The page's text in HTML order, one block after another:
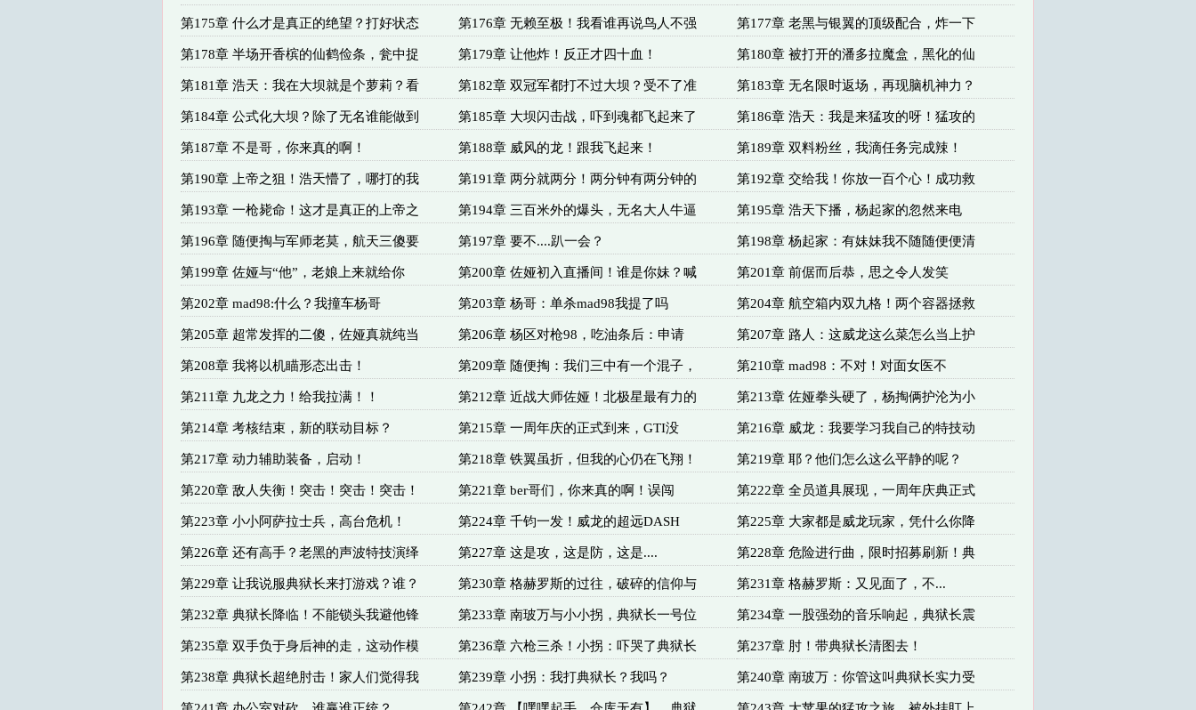
第175章 什么才是真正的绝望？打好状态 第176章 无赖至极！我看谁再说鸟人不强 第177章 老黑与银翼的顶级配合，炸一下
第178章 半场开香槟的仙鹤俭条，瓮中捉 第179章 让他炸！反正才四十血！ 第180章 被打开的潘多拉魔盒，黑化的仙
第181章 浩天：我在大坝就是个萝莉？看 第182章 双冠军都打不过大坝？受不了准 第183章 无名限时返场，再现脑机神力？
第184章 公式化大坝？除了无名谁能做到 第185章 大坝闪击战，吓到魂都飞起来了 第186章 浩天：我是来猛攻的呀！猛攻的
第187章 不是哥，你来真的啊！ 第188章 威风的龙！跟我飞起来！ 第189章 双料粉丝，我滴任务完成辣！
第190章 上帝之狙！浩天懵了，哪打的我 第191章 两分就两分！两分钟有两分钟的 第192章 交给我！你放一百个心！成功救
第193章 一枪毙命！这才是真正的上帝之 第194章 三百米外的爆头，无名大人牛逼 第195章 浩天下播，杨起家的忽然来电
第196章 随便掏与军师老莫，航天三傻要 第197章 要不....趴一会？ 第198章 杨起家：有妹妹我不随随便便清
第199章 佐娅与“他”，老娘上来就给你 第200章 佐娅初入直播间！谁是你妹？喊 第201章 前倨而后恭，思之令人发笑
第202章 mad98:什么？我撞车杨哥 第203章 杨哥：单杀mad98我提了吗 第204章 航空箱内双九格！两个容器拯救
第205章 超常发挥的二傻，佐娅真就纯当 第206章 杨区对枪98，吃油条后：申请 第207章 路人：这威龙这么菜怎么当上护
第208章 我将以机瞄形态出击！ 第209章 随便掏：我们三中有一个混子， 第210章 mad98：不对！对面女医不
第211章 九龙之力！给我拉满！！ 第212章 近战大师佐娅！北极星最有力的 第213章 佐娅拳头硬了，杨掏俩护沦为小
第214章 考核结束，新的联动目标？ 第215章 一周年庆的正式到来，GTI没 第216章 威龙：我要学习我自己的特技动
第217章 动力辅助装备，启动！ 第218章 铁翼虽折，但我的心仍在飞翔！ 第219章 耶？他们怎么这么平静的呢？
第220章 敌人失衡！突击！突击！突击！ 第221章 ber哥们，你来真的啊！误闯 第222章 全员道具展现，一周年庆典正式
第223章 小小阿萨拉士兵，高台危机！ 第224章 千钧一发！威龙的超远DASH 第225章 大家都是威龙玩家，凭什么你降
第226章 还有高手？老黑的声波特技演绎 第227章 这是攻，这是防，这是.... 第228章 危险进行曲，限时招募刷新！典
第229章 让我说服典狱长来打游戏？谁？ 第230章 格赫罗斯的过往，破碎的信仰与 第231章 格赫罗斯：又见面了，不...
第232章 典狱长降临！不能锁头我避他锋 第233章 南玻万与小小拐，典狱长一号位 第234章 一股强劲的音乐响起，典狱长震
第235章 双手负于身后神的走，这动作模 第236章 六枪三杀！小拐：吓哭了典狱长 第237章 肘！带典狱长清图去！
第238章 典狱长超绝肘击！家人们觉得我 第239章 小拐：我打典狱长？我吗？ 第240章 南玻万：你管这叫典狱长实力受